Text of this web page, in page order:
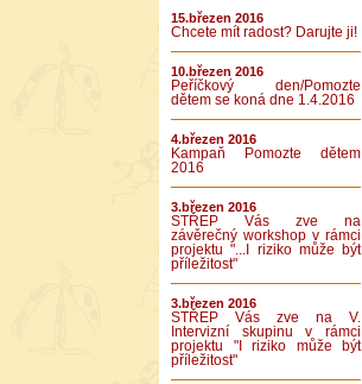
15.březen 2016
Chcete mít radost? Darujte ji!
10.březen 2016
Peříčkový den/Pomozte
dětem se koná dne 1.4.2016
4.březen 2016
Kampaň Pomozte dětem
2016
3.březen 2016
STŘEP Vás zve na
závěrečný workshop v rámci
projektu "...I riziko může být
příležitost"
3.březen 2016
STŘEP Vás zve na V.
Intervizní skupinu v rámci
projektu "I riziko může být
příležitost"